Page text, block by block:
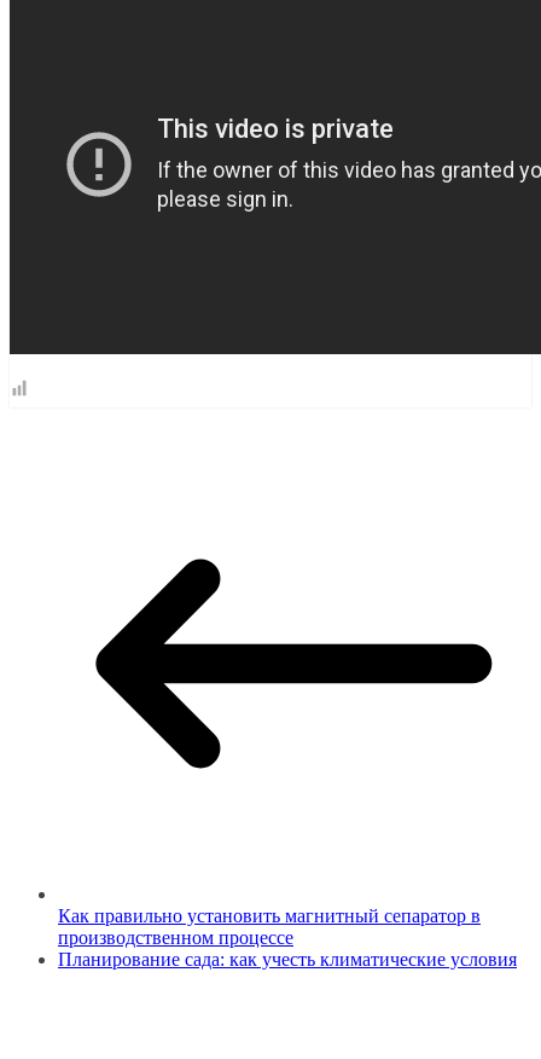
Как правильно установить магнитный сепаратор в
производственном процессе
Планирование сада: как учесть климатические условия